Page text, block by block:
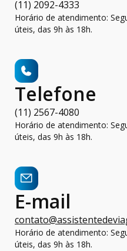
(11) 2092-4333
Horário de atendimento:
úteis, das 9h às 18h.
Telefone
(11) 2567-4080
Horário de atendimento:
úteis, das 9h às 18h.
E-mail
Horário de atendimento:
úteis, das 9h às 18h.